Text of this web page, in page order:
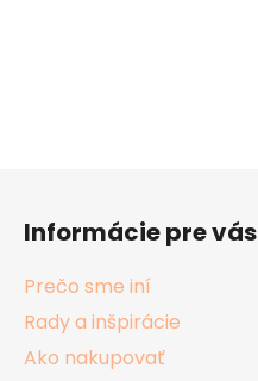
Informácie pre vás
Prečo sme iní
Rady a inšpirácie
Ako nakupovať